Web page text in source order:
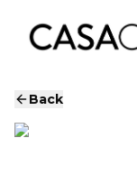
Back